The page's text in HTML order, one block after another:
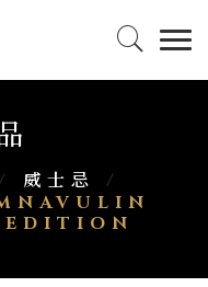
威士忌
/
EDITION